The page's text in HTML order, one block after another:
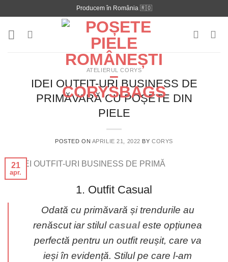
to
content
Producem în România 🇷🇴
ATELIERUL CORYS
IDEI OUTFIT-URI BUSINESS DE
PRIMĂVARĂ CU POȘETE DIN
PIELE
POSTED ON APRILIE 21, 2022 BY CORYS
21
apr.
1. Outfit Casual
Odată cu primăvară și trendurile au
renăscut iar stilulcasualeste opțiunea
perfectă pentru un outfit reușit, care va
ieși în evidență. Stilul pe care l-am